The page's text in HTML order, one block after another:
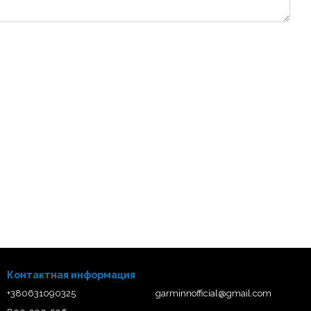
Контактная информация
+380631090325
garminnofficial@gmail.com